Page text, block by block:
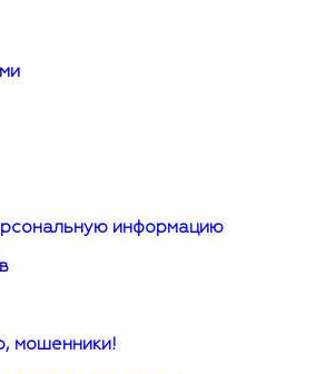
информацию
мошенники!